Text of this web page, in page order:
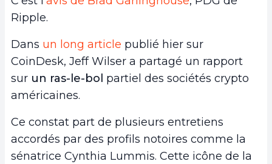
Ripple.
Dans un long article publié hier sur
CoinDesk, Jeff Wilser a partagé un rapport
sur un ras-le-bol partiel des sociétés crypto
américaines.
Ce constat part de plusieurs entretiens
accordés par des profils notoires comme la
sénatrice Cynthia Lummis. Cette icône de la